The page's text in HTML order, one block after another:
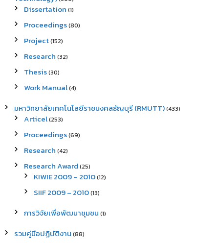
Dissertation (1)
Proceedings(80)
Project(152)
Research (32)
Thesis(30)
Work Manual(4)
มหาวิทยาลัยเทคโนโลยีราชมงคลธัญบุรี (RMUTT)(433)
Articel(253)
Proceedings(69)
Research (42)
Research Award (25)
KIWIE 2009 – 2010(12)
SIIF 2009 – 2010(13)
การวิจัยเพื่อพัฒนาชุมชน (1)
รวมคู่มือปฏิบัติงาน (88)